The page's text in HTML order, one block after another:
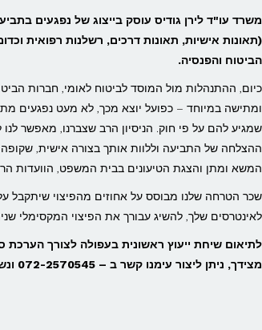
משרד עו"ד לירן גודיס עוסק בייצוג של נפגעים
(תאונות אישיות, תאונות דרכים, רשלנות רפואית
הביטוח והפנסיה.
כיום, ההתנהלות מול המוסד לביטוח לאומי, חברות
ומתישה במיוחד – כפועל יוצא מכך, לא מעט נפגעים
שמגיע להם על פי חוק. הניסיון הרב שצברנו, מאפשר לנו
ההצלחה של התביעה וללוות אותך בצורה אישית, שקופה
המשא ומתן והצגת הטיעונים בבית המשפט, הוועדות
שכר הטרחה שלנו מבוסס על אחוזים מהפיצוי שיתקבל
לאינטרסים שלך, להשיג עבורך את הפיצוי המקסימלי
לתיאום שיחת ייעוץ ראשונית בעפולה לצורך הערכת
מצידך, ניתן ליצור עימנו קשר ב – 072-2570545 ונשמח להיות שם בשבילך!